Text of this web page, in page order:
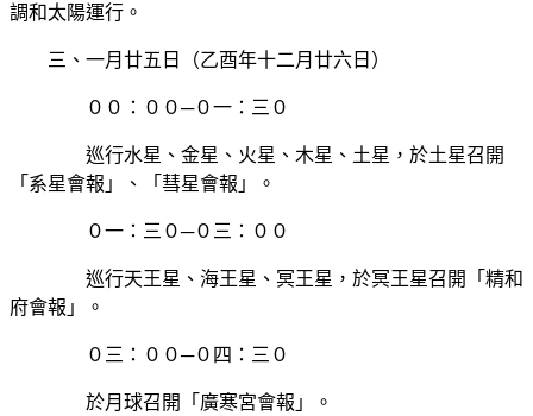
調和太陽運行。
三、一月廿五日（乙酉年十二月廿六日）
００：００─０一：三０
巡行水星、金星、火星、木星、土星，於土星召開
「系星會報」、「彗星會報」。
０一：三０─０三：００
巡行天王星、海王星、冥王星，於冥王星召開「精和
府會報」。
０三：００─０四：三０
於月球召開「廣寒宮會報」。